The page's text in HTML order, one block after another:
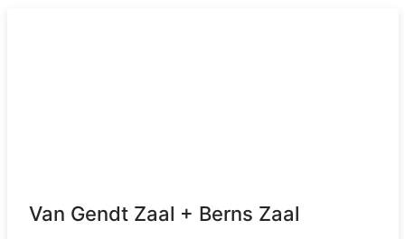
Van Gendt Zaal + Berns Zaal